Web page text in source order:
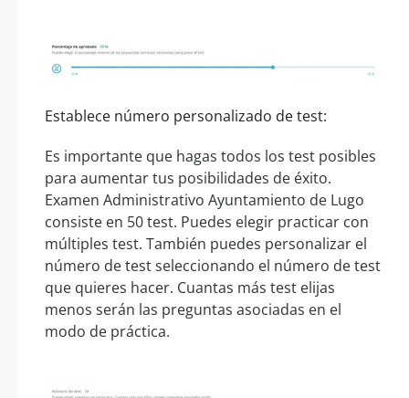
Establece número personalizado de test:
Es importante que hagas todos los test posibles
para aumentar tus posibilidades de éxito.
Examen Administrativo Ayuntamiento de Lugo
consiste en 50 test. Puedes elegir practicar con
múltiples test. También puedes personalizar el
número de test seleccionando el número de test
que quieres hacer. Cuantas más test elijas
menos serán las preguntas asociadas en el
modo de práctica.